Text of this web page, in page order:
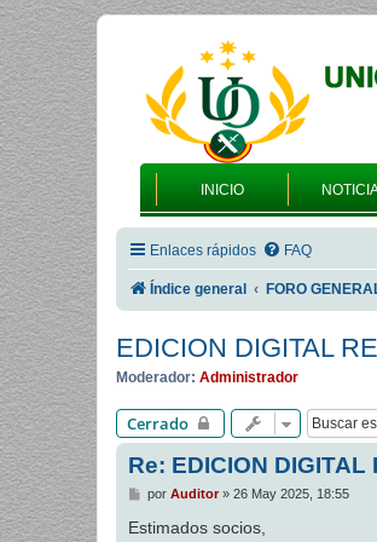
INICIO
Enlaces rápidos FAQ
Índice general FORO
EDICION DIGITAL
Moderador: Administrador
Cerrado
Re: EDICION DIGITAL
M
n
por Auditor» 26 May 2025, 18:55
Estimados socios,